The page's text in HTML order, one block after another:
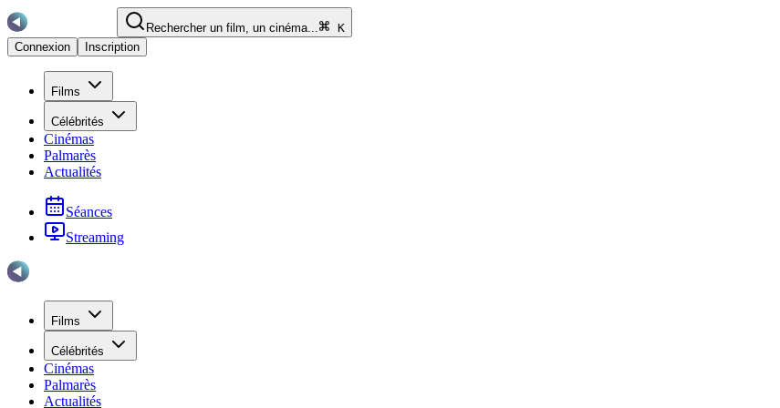
Rechercher un film, un cinéma...
K
Connexion
Inscription
Films
Célébrités
Cinémas
Palmarès
Actualités
Séances
Streaming
Films
Célébrités
Cinémas
Palmarès
Actualités